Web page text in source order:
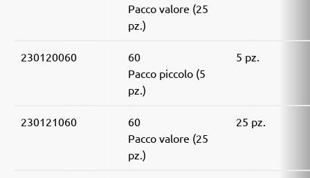
Pacco valore (25
pz.)
230120060
60
Pacco piccolo (5
pz.)
5 pz.
230121060
60
Pacco valore (25
pz.)
25 pz.